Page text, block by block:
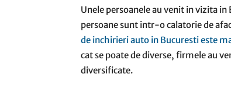
Unele persoanele au venit in vizita
persoane sunt intr-o calatorie de
de inchirieri auto in Bucuresti este
cat se poate de diverse, firmele au
diversificate.